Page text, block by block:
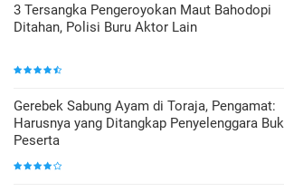
3 Tersangka Pengeroyokan Maut Bahodopi
Ditahan, Polisi Buru Aktor Lain
Gerebek Sabung Ayam di Toraja, Pengamat:
Harusnya yang Ditangkap Penyelenggara
Peserta